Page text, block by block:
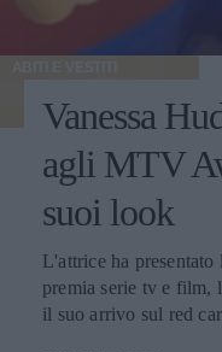
ABITI E VESTITI
Vanessa
agli MTV
suoi look
L'attrice ha
premia serie tv e film,
il suo arrivo sul red